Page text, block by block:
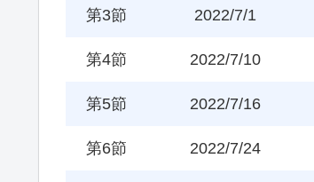
第3節 2022/7/1
第4節 2022/7/10
第5節 2022/7/16
第6節 2022/7/24